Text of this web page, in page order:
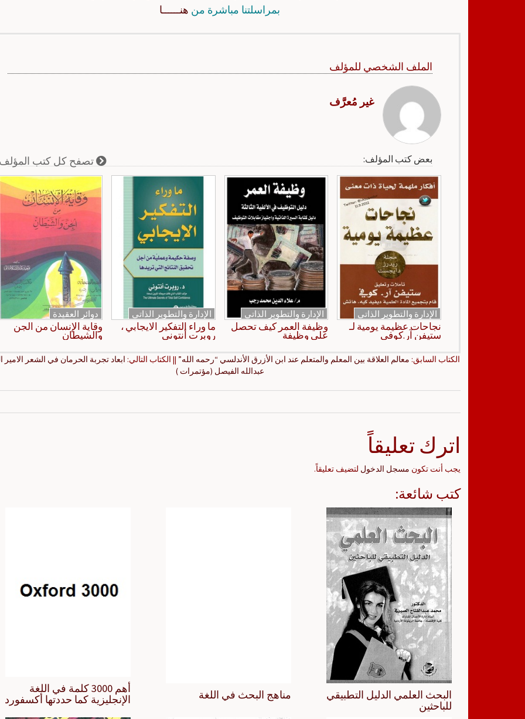
بمراسلتنا مباشرة من هنــــــا
الملف الشخصي للمؤلف
غير مُعرَّف
بعض كتب المؤلف: تصفح كل كتب المؤلف
الإدارة والتطوير الذاتي
نجاحات عظيمة يومية لـ
ستيفن آر.كوفي
الإدارة والتطوير الذاتي
وظيفة العمر كيف تحصل
على وظيفة
الإدارة والتطوير الذاتي
ما وراء التفكير الايجابي ،
روبرت أنتوني
دوائر العقيدة
وقاية الإنسان من الجن
والشيطان
الكتاب السابق: معالم العلاقة بين المعلم والمتعلم عند ابن الأزرق الأندلسي “رحمه الله” || الكتاب التالي: ابعاد تجربة الحرمان في الشعر الامير
عبدالله الفيصل (مؤتمرات )
اترك تعليقاً
يجب أنت تكون مسجل الدخول لتضيف تعليقاً.
كتب شائعة:
أهم 3000 كلمة في اللغة
الإنجليزية كما حددتها أكسفورد
مناهج البحث في اللغة
البحث العلمي الدليل التطبيقي
للباحثين